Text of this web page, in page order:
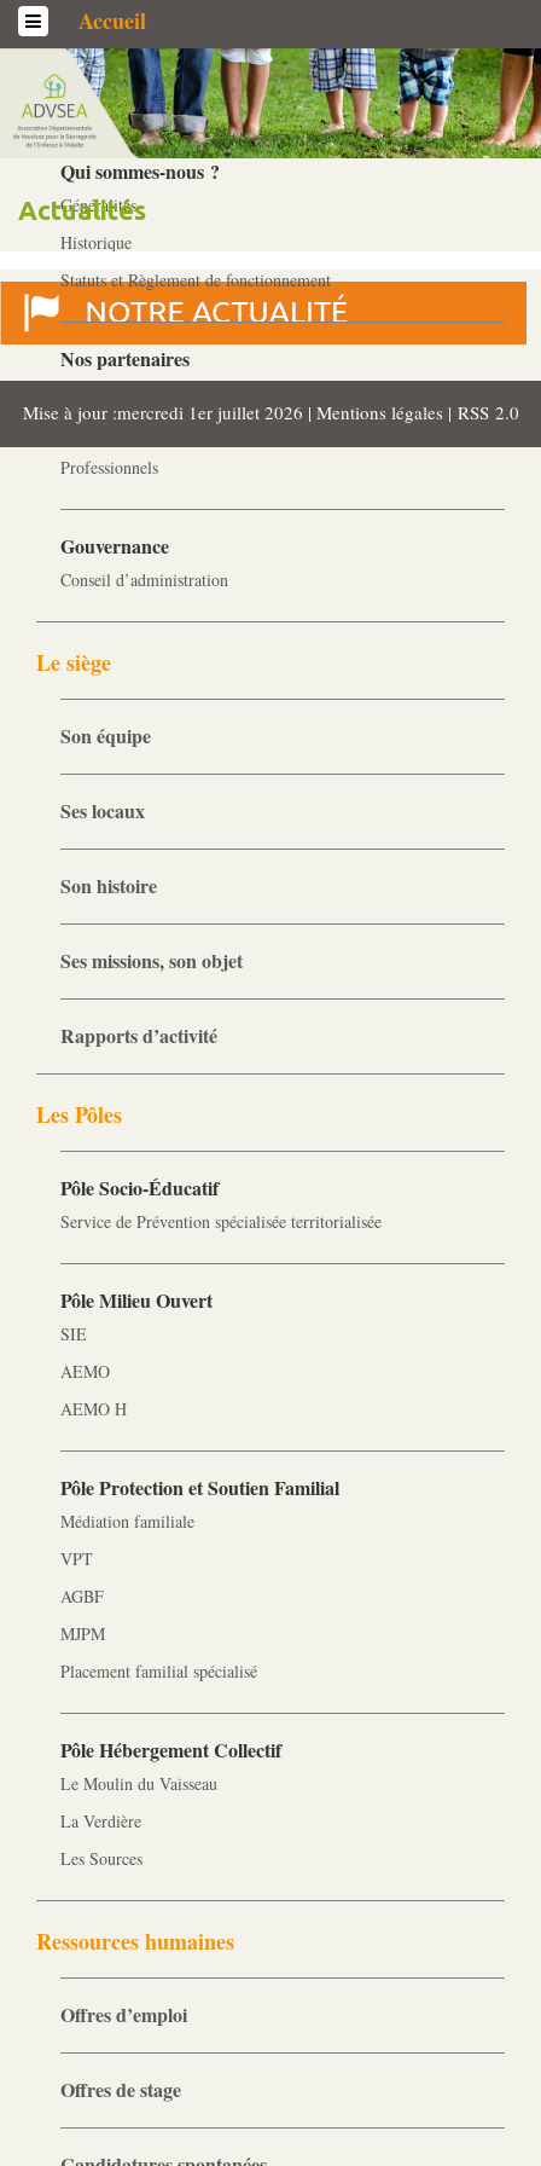
Accueil
L’association
Qui sommes-­nous ?
Généralités
Historique
Statuts et Règlement de fonctionnement
Nos partenaires
Acteurs
Professionnels
Gouvernance
Conseil d’administration
Le siège
Son équipe
Ses locaux
Son histoire
Ses missions, son objet
Rapports d’activité
Les Pôles
Pôle Socio-­Éducatif
Service de Prévention spécialisée territorialisée
Pôle Milieu Ouvert
SIE
AEMO
AEMO H
Pôle Protection et Soutien Familial
Médiation familiale
VPT
AGBF
MJPM
Placement familial spécialisé
Pôle Hébergement Collectif
Le Moulin du Vaisseau
La Verdière
Les Sources
Ressources humaines
Offres d’emploi
Offres de stage
Actualités
Mise à jour :mercredi 1er juillet 2026 | Mentions légales | RSS 2.0